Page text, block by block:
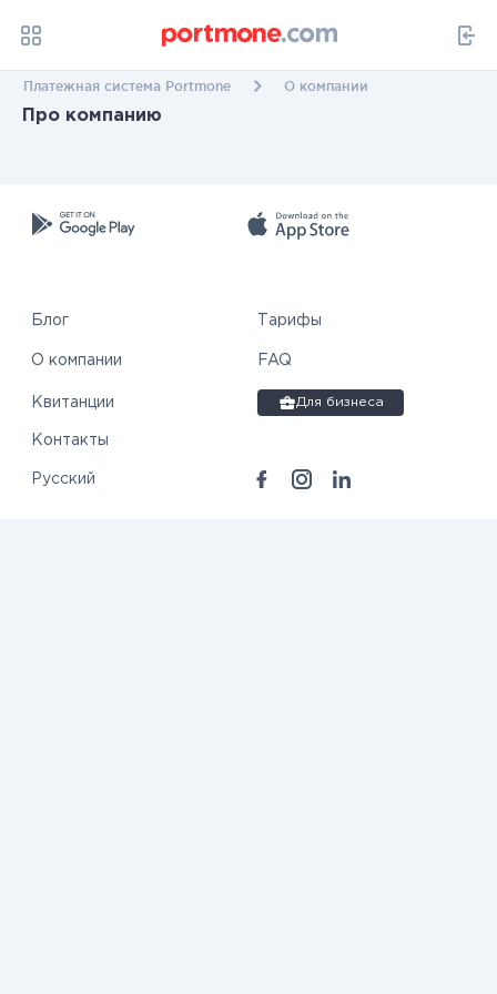
Платежная система Portmone О компании
Про компанию
Блог Тарифы
О компании
Квитанции
FAQ
Контакты
Для бизнеса
Русский